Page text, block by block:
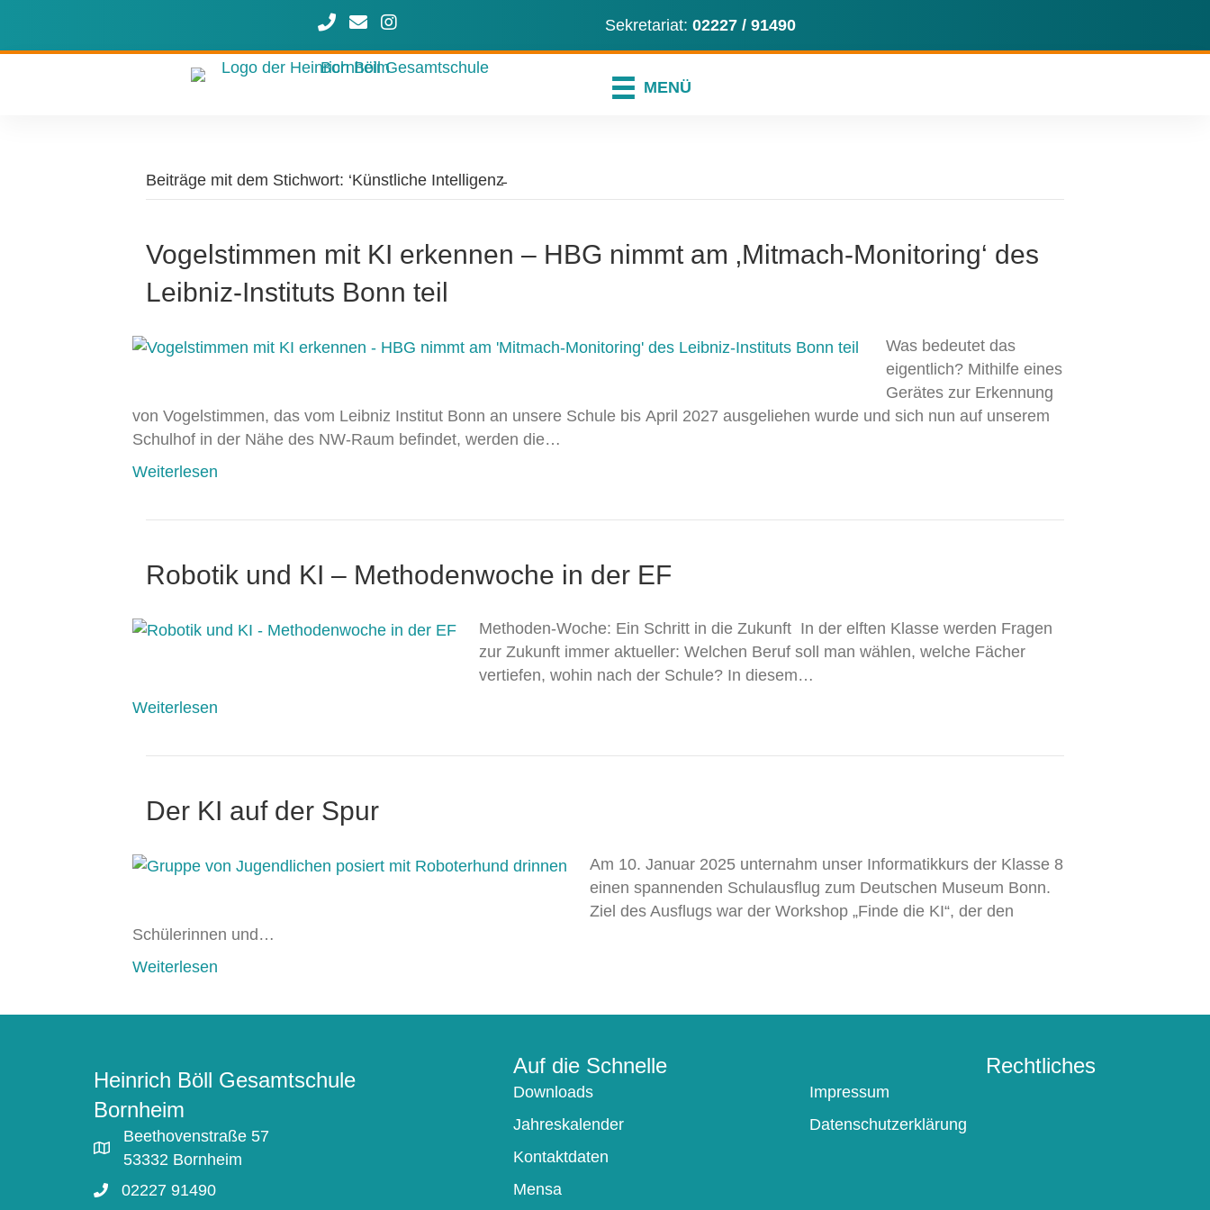
Rufen Sie uns an
Schreiben Sie uns eine E-Mail
Unser instagram-Profil Sekretariat: 02227 / 91490
MENÜ
Beiträge mit dem Stichwort: ‘Künstliche Intelligenz̵
Vogelstimmen mit KI erkennen – HBG nimmt am ‚Mitmach-Monitoring‘ des
Leibniz-Instituts Bonn teil
Was bedeutet das
eigentlich? Mithilfe eines
Gerätes zur Erkennung
von Vogelstimmen, das vom Leibniz Institut Bonn an unsere Schule bis April 2027 ausgeliehen wurde und sich nun auf unserem
Schulhof in der Nähe des NW-Raum befindet, werden die…
Weiterlesen
Robotik und KI – Methodenwoche in der EF
Methoden-Woche: Ein Schritt in die Zukunft In der elften Klasse werden Fragen
zur Zukunft immer aktueller: Welchen Beruf soll man wählen, welche Fächer
vertiefen, wohin nach der Schule? In diesem…
Weiterlesen
Der KI auf der Spur
Am 10. Januar 2025 unternahm unser Informatikkurs der Klasse 8
einen spannenden Schulausflug zum Deutschen Museum Bonn.
Ziel des Ausflugs war der Workshop „Finde die KI“, der den
Schülerinnen und…
Weiterlesen
Heinrich Böll Gesamtschule
Bornheim
Beethovenstraße 57
53332 Bornheim
02227 91490
Auf die Schnelle
Downloads
Jahreskalender
Kontaktdaten
Mensa
Rechtliches
Impressum
Datenschutzerklärung